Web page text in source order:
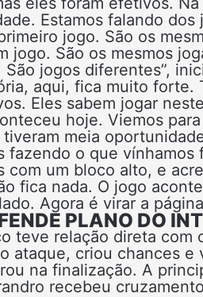
Estamos falando
jogo. São os
jogo. São os mesmos
São jogos diferentes”,
aqui, fica muito
Eles sabem jogar
hoje. Viemos
meia
fazendo o que
com um bloco alto, e
fica nada. O jogo
Agora é virar a
PLANO DO
teve relação direta com
ataque, criou chances
na finalização. A
recebeu